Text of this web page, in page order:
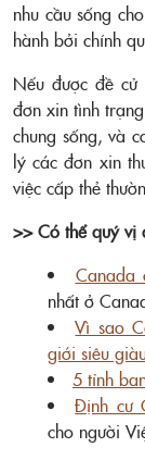
nhu cầu sống
hành bởi chính
Nếu được đề
đơn xin tình
chung sống, và
lý các đơn xin
việc cấp thẻ
>> Có thể quý vị
Canada
nhất ở
Vì sao
giới siêu
5 tỉnh
Định cư
cho người